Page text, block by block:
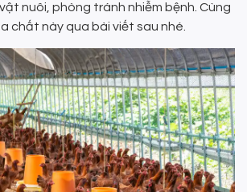
nuôi, phòng tránh nhiễm bệnh. Cùng
chất này qua bài viết sau nhé.